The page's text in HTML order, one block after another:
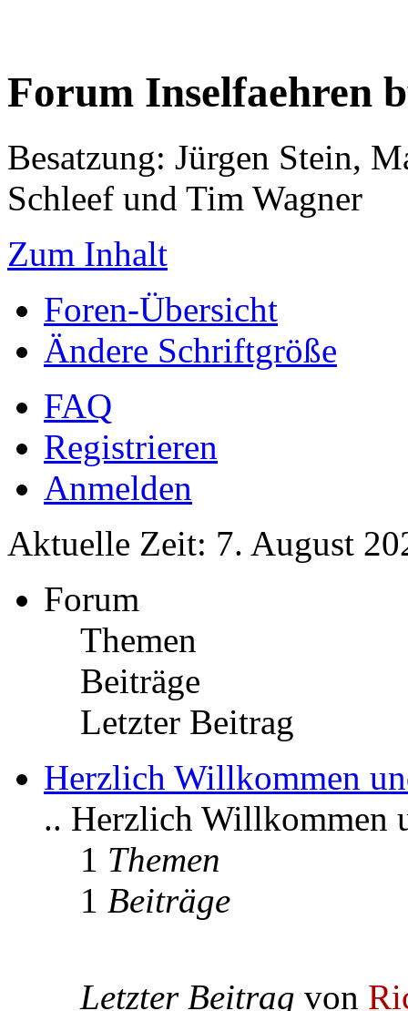
Forum Inselfaehren
Besatzung: Jürgen Stein,
Schleef und Tim Wagner
Zum Inhalt
Foren-Übersicht
Ändere Schriftgröße
FAQ
Registrieren
Anmelden
Aktuelle Zeit: 7. August
Forum
Themen
Beiträge
Letzter Beitrag
Herzlich Willkommen
.. Herzlich Willkommen
1 Themen
1 Beiträge
Letzter Beitrag von